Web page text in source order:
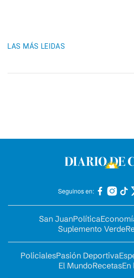
LAS MÁS LEIDAS
Seguinos en:
San JuanPolítica
Suplemento Verde
PolicialesPasión Deportiva
El MundoRecetasEn